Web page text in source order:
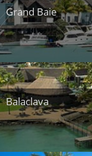
Grand Baie
Balaclava